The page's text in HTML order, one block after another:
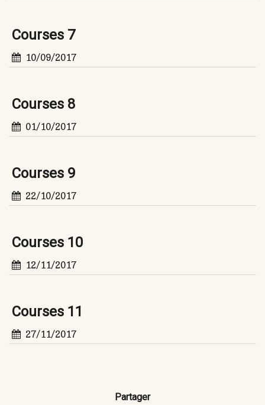
Courses 7
10/09/2017
Courses 8
01/10/2017
Courses 9
22/10/2017
Courses 10
12/11/2017
Courses 11
27/11/2017
Partager